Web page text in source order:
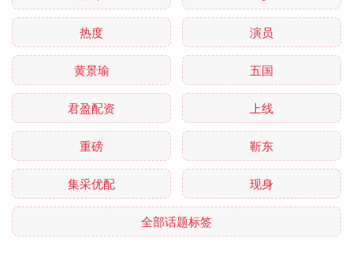
热度 演员
黄景瑜 五国
君盈配资 上线
重磅 靳东
集采优配 现身
全部话题标签